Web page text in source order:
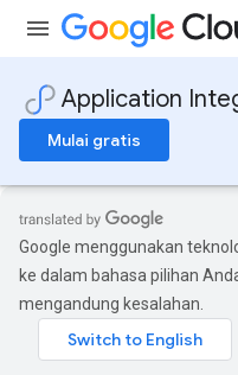
Application
Mulai gratis
Google menggunakan
ke dalam bahasa pilihan
mengandung kesalahan.